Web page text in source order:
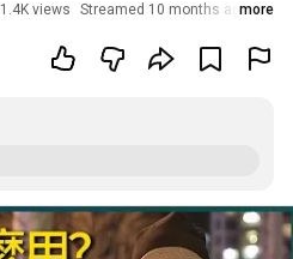
1.4K views Streamed 10 months agomore